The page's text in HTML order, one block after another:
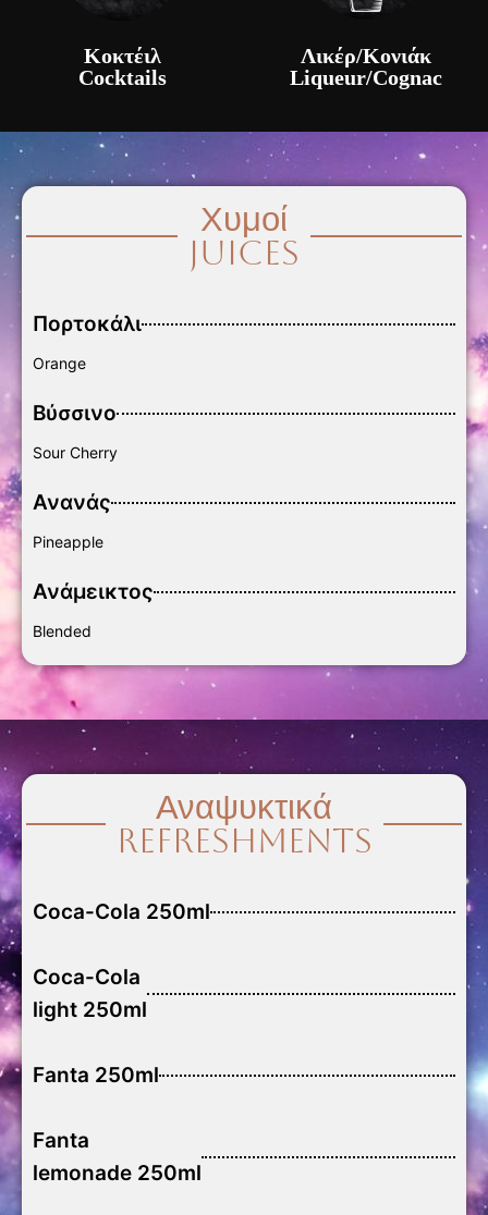
Κοκτέιλ
Cocktails
Λικέρ/Κονιάκ
Liqueur/Cognac
Χυμοί
Juices
Πορτοκάλι
Orange
Βύσσινο
Sour Cherry
Ανανάς
Pineapple
Ανάμεικτος
Blended
Αναψυκτικά
Refreshments
Coca-Cola 250ml
Coca-Cola
light 250ml
Fanta 250ml
Fanta
lemonade 250ml